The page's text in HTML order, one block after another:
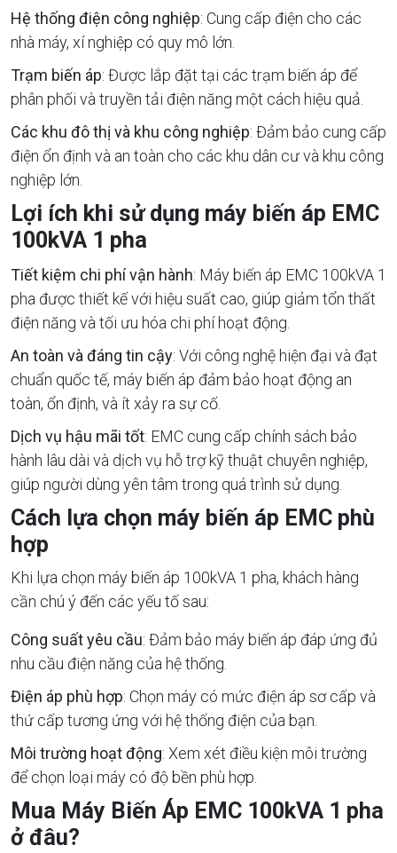
Hệ thống điện công nghiệp: Cung cấp điện cho các
nhà máy, xí nghiệp có quy mô lớn.
Trạm biến áp: Được lắp đặt tại các trạm biến áp để
phân phối và truyền tải điện năng một cách hiệu quả.
Các khu đô thị và khu công nghiệp: Đảm bảo cung cấp
điện ổn định và an toàn cho các khu dân cư và khu công
nghiệp lớn.
Lợi ích khi sử dụng máy biến áp EMC
100kVA 1 pha
Tiết kiệm chi phí vận hành: Máy biến áp EMC 100kVA 1
pha được thiết kế với hiệu suất cao, giúp giảm tổn thất
điện năng và tối ưu hóa chi phí hoạt động.
An toàn và đáng tin cậy: Với công nghệ hiện đại và đạt
chuẩn quốc tế, máy biến áp đảm bảo hoạt động an
toàn, ổn định, và ít xảy ra sự cố.
Dịch vụ hậu mãi tốt: EMC cung cấp chính sách bảo
hành lâu dài và dịch vụ hỗ trợ kỹ thuật chuyên nghiệp,
giúp người dùng yên tâm trong quá trình sử dụng.
Cách lựa chọn máy biến áp EMC phù
hợp
Khi lựa chọn máy biến áp 100kVA 1 pha, khách hàng
cần chú ý đến các yếu tố sau:
Công suất yêu cầu: Đảm bảo máy biến áp đáp ứng đủ
nhu cầu điện năng của hệ thống.
Điện áp phù hợp: Chọn máy có mức điện áp sơ cấp và
thứ cấp tương ứng với hệ thống điện của bạn.
Môi trường hoạt động: Xem xét điều kiện môi trường
để chọn loại máy có độ bền phù hợp.
Mua Máy Biến Áp EMC 100kVA 1 pha
ở đâu?